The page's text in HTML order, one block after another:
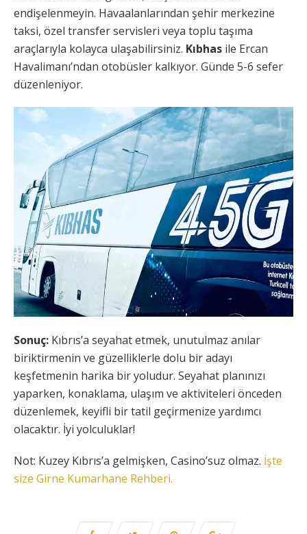
endişelenmeyin. Havaalanlarından şehir merkezine
taksi, özel transfer servisleri veya toplu taşıma
araçlarıyla kolayca ulaşabilirsiniz. Kıbhas ile Ercan
Havalimanı’ndan otobüsler kalkıyor. Günde 5-6 sefer
düzenleniyor.
Sonuç: Kıbrıs’a seyahat etmek, unutulmaz anılar
biriktirmenin ve güzelliklerle dolu bir adayı
keşfetmenin harika bir yoludur. Seyahat planınızı
yaparken, konaklama, ulaşım ve aktiviteleri önceden
düzenlemek, keyifli bir tatil geçirmenize yardımcı
olacaktır. İyi yolculuklar!
Not: Kuzey Kıbrıs’a gelmişken, Casino’suz olmaz. İşte
size Girne Kumarhane Rehberi.